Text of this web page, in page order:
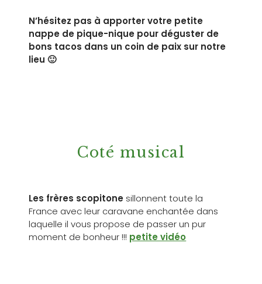
N’hésitez pas à apporter votre petite
nappe de pique-nique pour déguster de
bons tacos dans un coin de paix sur notre
lieu 🙂
Coté musical
Les frères scopitone sillonnent toute la
France avec leur caravane enchantée dans
laquelle il vous propose de passer un pur
moment de bonheur !!! petite vidéo